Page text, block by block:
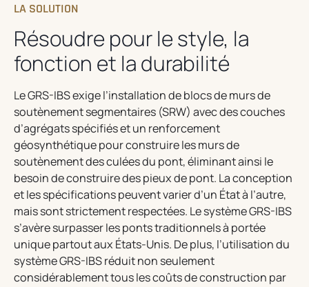
LA SOLUTION
Résoudre pour le style, la
fonction et la durabilité
Le GRS-IBS exige l’installation de blocs de murs de
soutènement segmentaires (SRW) avec des couches
d’agrégats spécifiés et un renforcement
géosynthétique pour construire les murs de
soutènement des culées du pont, éliminant ainsi le
besoin de construire des pieux de pont. La conception
et les spécifications peuvent varier d’un État à l’autre,
mais sont strictement respectées. Le système GRS-IBS
s’avère surpasser les ponts traditionnels à portée
unique partout aux États-Unis. De plus, l’utilisation du
système GRS-IBS réduit non seulement
considérablement tous les coûts de construction par